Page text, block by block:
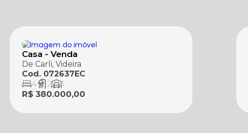
Casa - Venda
De Carli, Videira
Cod. 072637EC
4 2
1
R$ 380.000,00